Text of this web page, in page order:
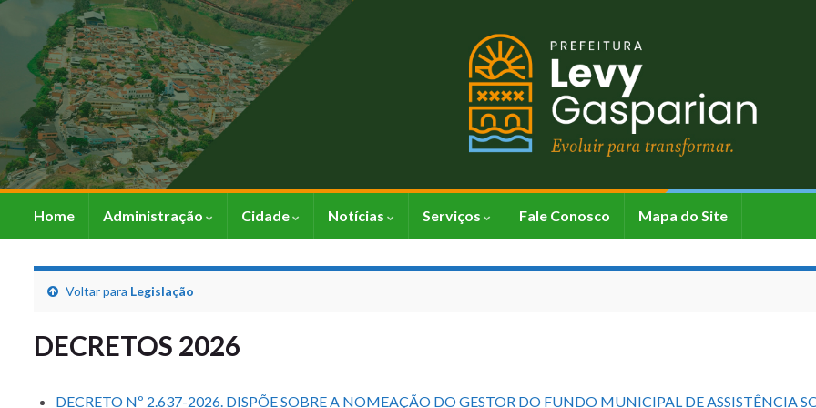
Home Administração Cidade Notícias Serviços Fale Conosco Mapa do Site
Voltar para Legislação
DECRETOS 2026
DECRETO Nº 2.637-2026. DISPÕE SOBRE A NOMEAÇÃO DO GESTOR DO FUNDO MUNICIPAL DE ASSISTÊNCIA